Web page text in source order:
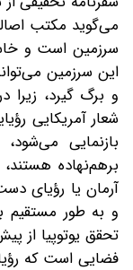
می‌گوید مکتب
سرزمین است و
این سرزمین
و برگ گیرد، زیرا
بازنمایی
برهم‌‌نهاده‌
آرمان یا رؤیای
و به طور مستقیم
تحقق یوتوپیا از
فضایی است که